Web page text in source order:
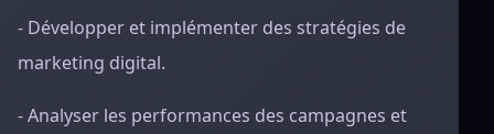
- Développer et implémenter des stratégies de
marketing digital.
- Analyser les performances des campagnes et